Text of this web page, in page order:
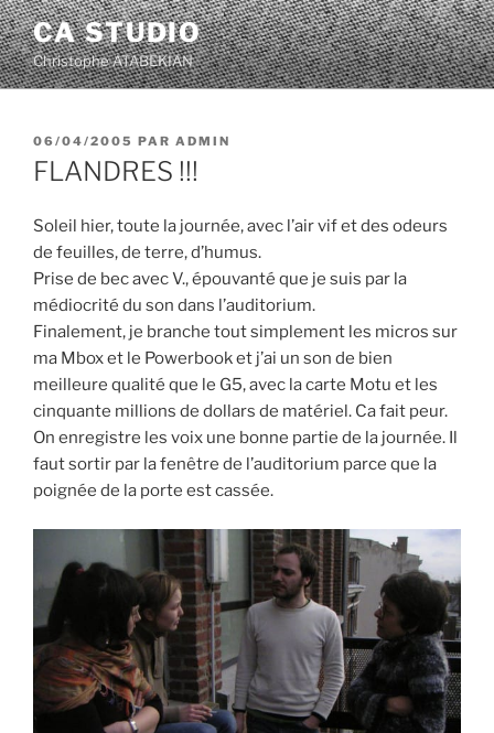
Aller
au
contenu
principal
CA STUDIO
Christophe ATABEKIAN
PUBLIÉ
LE
06/04/2005 PAR ADMIN
FLANDRES !!!
Soleil hier, toute la journée, avec l’air vif et des odeurs
de feuilles, de terre, d’humus.
Prise de bec avec V., épouvanté que je suis par la
médiocrité du son dans l’auditorium.
Finalement, je branche tout simplement les micros sur
ma Mbox et le Powerbook et j’ai un son de bien
meilleure qualité que le G5, avec la carte Motu et les
cinquante millions de dollars de matériel. Ca fait peur.
On enregistre les voix une bonne partie de la journée. Il
faut sortir par la fenêtre de l’auditorium parce que la
poignée de la porte est cassée.